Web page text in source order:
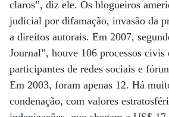
claros”, diz ele. Os blogueiros
judicial por difamação, invasão da
a direitos autorais. Em 2007,
Journal”, houve 106 processos
participantes de redes sociais e
Em 2003, foram apenas 12. Há
condenação, com valores